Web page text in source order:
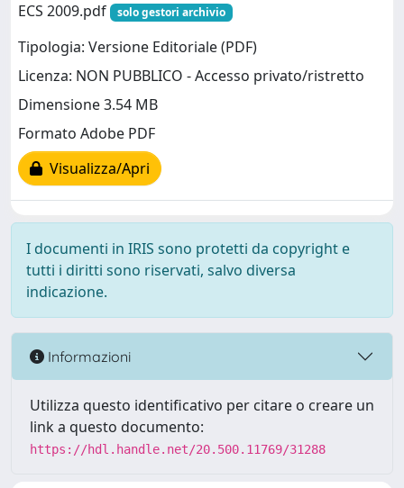
ECS 2009.pdf
solo gestori archivio
Tipologia: Versione Editoriale (PDF)
Licenza: NON PUBBLICO - Accesso privato/ristretto
Dimensione 3.54 MB
Formato Adobe PDF
Visualizza/Apri
I documenti in IRIS sono protetti da copyright e
tutti i diritti sono riservati, salvo diversa
indicazione.
Informazioni
Utilizza questo identificativo per citare o creare un
link a questo documento:
https://hdl.handle.net/20.500.11769/31288